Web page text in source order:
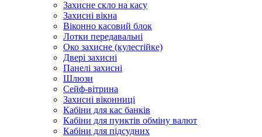
Захисне скло на касу
Захисні вікна
Віконно касовий блок
Лотки передавальні
Око захисне (кулестійке)
Двері захисні
Панелі захисні
Шлюзи
Сейф-вітрина
Захисні віконниці
Кабіни для кас банків
Кабіни для пунктів обміну валют
Кабіни для підсудних